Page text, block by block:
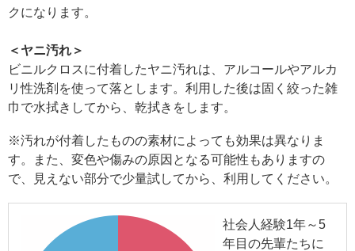
クになります。
＜ヤニ汚れ＞
ビニルクロスに付着したヤニ汚れは、アルコールやアルカ
リ性洗剤を使って落とします。利用した後は固く絞った雑
巾で水拭きしてから、乾拭きをします。
※汚れが付着したものの素材によっても効果は異なりま
す。また、変色や傷みの原因となる可能性もありますの
で、見えない部分で少量試してから、利用してください。
社会人経験1年～5
年目の先輩たちに